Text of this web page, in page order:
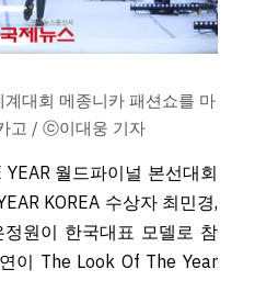
대회 메종니카 패션쇼를 마
고 / ⓒ이대웅 기자
월드파이널 본선대회
KOREA 수상자 최민경,
정원이 한국대표 모델로 참
이 The Look Of The Year